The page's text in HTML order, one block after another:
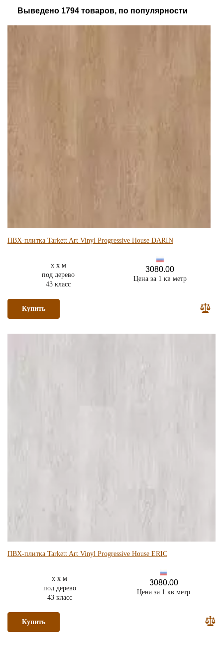
Выведено 1794 товаров, по популярности
ПВХ-плитка Tarkett Art Vinyl Progressive House DARIN
x x м
под дерево
43 класс
3080.00
Цена за 1 кв метр
Купить
ПВХ-плитка Tarkett Art Vinyl Progressive House ERIC
x x м
под дерево
43 класс
3080.00
Цена за 1 кв метр
Купить